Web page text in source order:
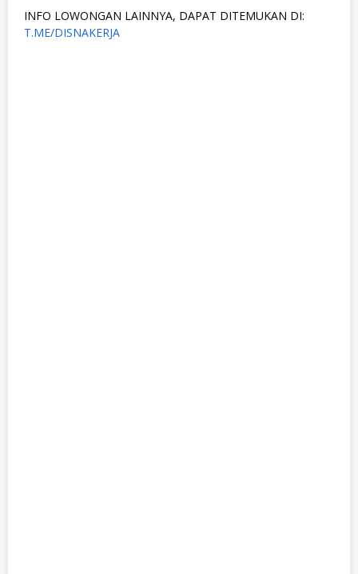
INFO LOWONGAN LAINNYA, DAPAT DITEMUKAN DI:
T.ME/DISNAKERJA